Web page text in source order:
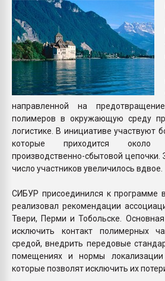
направленной на
полимеров в окружающую среду
логистике. В инициативе участвуют
которые приходится около
производственно-сбытовой цепочки.
число участников увеличилось вдвое.
СИБУР присоединился к программе
реализовал рекомендации
Твери, Перми и Тобольске.
исключить контакт полимерных
средой, внедрить передовые
помещениях и нормы
которые позволят исключить их